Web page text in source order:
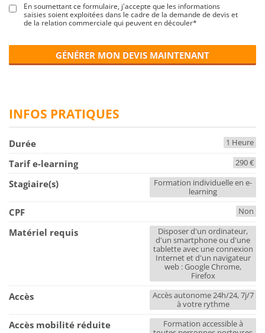
En soumettant ce formulaire, j'accepte que les informations
saisies soient exploitées dans le cadre de la demande de devis et
de la relation commerciale qui peuvent en découler*
GÉNÉRER MON DEVIS MAINTENANT
INFOS PRATIQUES
Durée 1 Heure
Tarif e-learning 290 €
Stagiaire(s)
Formation individuelle en e-
learning
CPF Non
Matériel requis
Disposer d'un ordinateur,
d'un smartphone ou d'une
tablette avec une connexion
Internet et d'un navigateur
web : Google Chrome,
Firefox
Accès
Accès autonome 24h/24, 7j/7
à votre rythme
Accès mobilité réduite
Formation accessible à